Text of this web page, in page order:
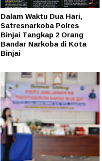
Dalam Waktu Dua Hari,
Satresnarkoba Polres
Binjai Tangkap 2 Orang
Bandar Narkoba di Kota
Binjai